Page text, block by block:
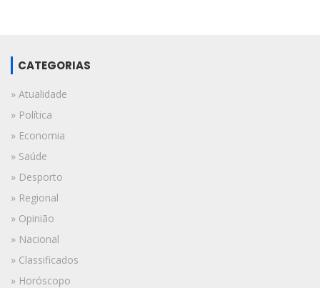
CATEGORIAS
» Atualidade
» Política
» Economia
» Saúde
» Desporto
» Regional
» Opinião
» Nacional
» Classificados
» Horóscopo